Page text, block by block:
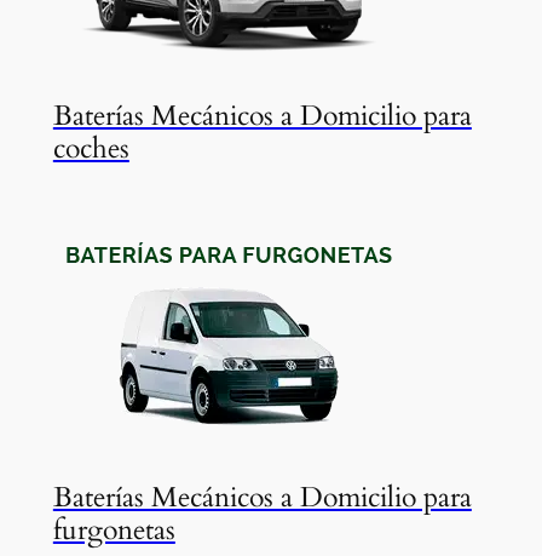
Baterías Mecánicos a Domicilio para
coches
Baterías Mecánicos a Domicilio para
furgonetas